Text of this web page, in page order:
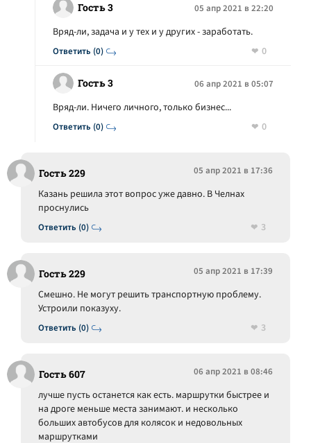
Гость 3 05 апр 2021 в 22:20
Ответить (0)
Вряд-ли, задача и у тех и у других - заработать.
0
Гость 3 06 апр 2021 в 05:07
Ответить (0)
Вряд-ли. Ничего личного, только бизнес...
0
Гость 229 05 апр 2021 в 17:36
Ответить (0)
Казань решила этот вопрос уже давно. В Челнах
проснулись
3
Гость 229 05 апр 2021 в 17:39
Ответить (0)
Смешно. Не могут решить транспортную проблему.
Устроили показуху.
3
Гость 607 06 апр 2021 в 08:46
лучше пусть останется как есть. маршрутки быстрее и
на дроге меньше места занимают. и несколько
больших автобусов для колясок и недовольных
маршрутками